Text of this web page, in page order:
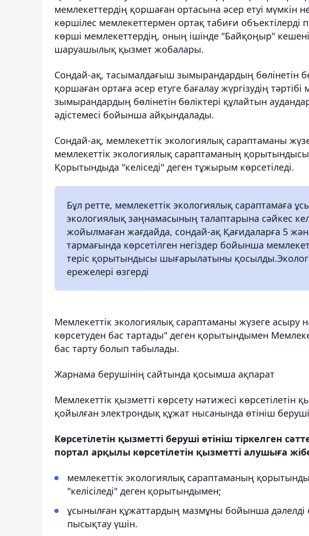
мемлекеттердің қоршаған ортасына әсер етуі мүмкін
көршілес мемлекеттермен ортақ табиғи
көрші мемлекеттердің, оның ішінде "Байқоңыр"
шаруашылық қызмет жобалары.
Сондай-ақ, тасымалдағыш зымырандардың бөлінетін
қоршаған ортаға әсер етуге бағалау жүргізудің
зымырандардың бөлінетін бөліктері құлайтын
әдістемесі бойынша айқындалады.
Сондай-ақ, мемлекеттік экологиялық сараптаманы
мемлекеттік экологиялық сараптаманың
Қорытындыда "келіседі" деген тұжырым көрсетіледі.
Бұл ретте, мемлекеттік экологиялық сараптамаға
экологиялық заңнамасының талаптарына сәйкес
жойылмаған жағдайда, сондай-ақ Қағидаларға 5
тармағында көрсетілген негіздер бойынша
теріс қорытындысы шығарылатыны
ережелері өзгерді
Мемлекеттік экологиялық сараптаманы жүзеге асыру
көрсетуден бас тартады" деген қорытындымен
бас тарту болып табылады.
Жарнама берушінің сайтында қосымша ақпарат
Мемлекеттік қызметті көрсету нәтижесі
қойылған электрондық құжат нысанында өтініш
Көрсетілетін қызметті беруші өтініш тіркелген
портал арқылы көрсетілетін қызметті алушыға
мемлекеттік экологиялық сараптаманың
"келісіледі" деген қорытындымен;
ұсынылған құжаттардың мазмұны бойынша дәлелді
пысықтау үшін.